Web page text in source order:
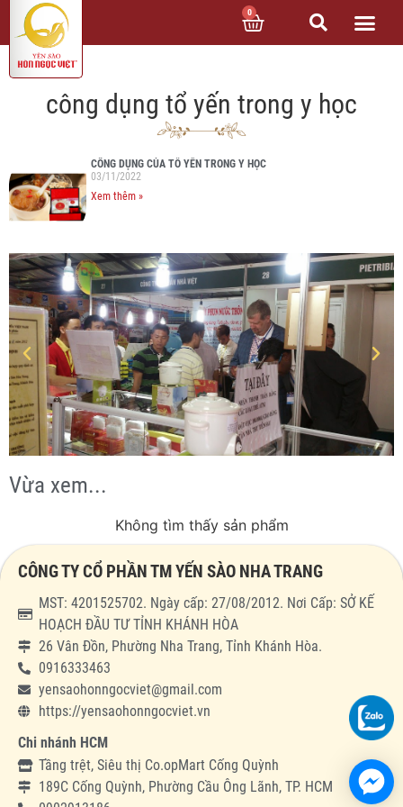
0
công dụng tổ yến trong y học
CÔNG DỤNG CỦA TỔ YẾN TRONG Y HỌC
03/11/2022
Xem thêm »
Vừa xem...
Không tìm thấy sản phẩm
CÔNG TY CỔ PHẦN TM YẾN SÀO NHA TRANG
MST: 4201525702. Ngày cấp: 27/08/2012. Nơi Cấp: SỞ KẾ
HOẠCH ĐẦU TƯ TỈNH KHÁNH HÒA
26 Vân Đồn, Phường Nha Trang, Tỉnh Khánh Hòa.
0916333463
yensaohonngocviet@gmail.com
https://yensaohonngocviet.vn
Chi nhánh HCM
Tầng trệt, Siêu thị Co.opMart Cống Quỳnh
189C Cống Quỳnh, Phường Cầu Ông Lãnh, TP. HCM